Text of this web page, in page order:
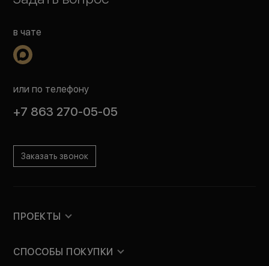
в чате
или по телефону
+7 863 270-05-05
Заказать звонок
ПРОЕКТЫ
СПОСОБЫ ПОКУПКИ